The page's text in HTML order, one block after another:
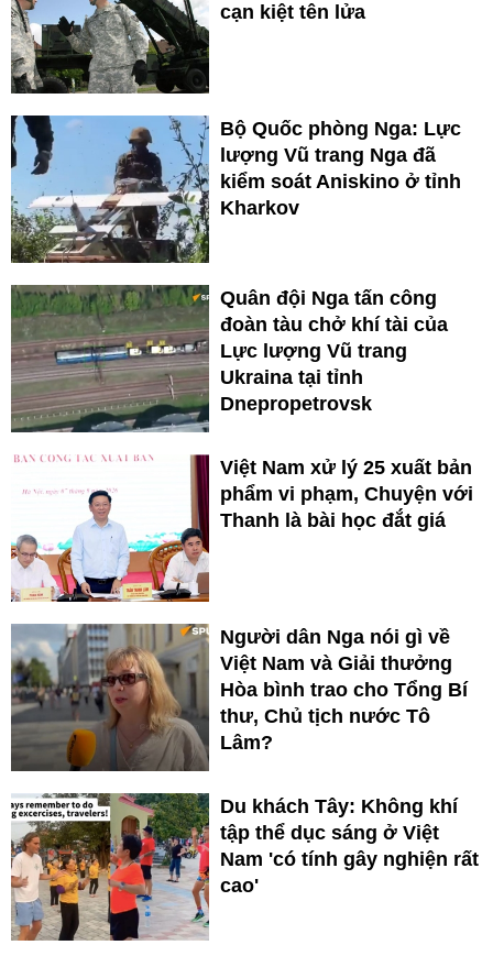
cạn kiệt tên lửa
Bộ Quốc phòng Nga: Lực
lượng Vũ trang Nga đã
kiểm soát Aniskino ở tỉnh
Kharkov
Quân đội Nga tấn công
đoàn tàu chở khí tài của
Lực lượng Vũ trang
Ukraina tại tỉnh
Dnepropetrovsk
Việt Nam xử lý 25 xuất bản
phẩm vi phạm, Chuyện với
Thanh là bài học đắt giá
Người dân Nga nói gì về
Việt Nam và Giải thưởng
Hòa bình trao cho Tổng Bí
thư, Chủ tịch nước Tô
Lâm?
Du khách Tây: Không khí
tập thể dục sáng ở Việt
Nam 'có tính gây nghiện rất
cao'